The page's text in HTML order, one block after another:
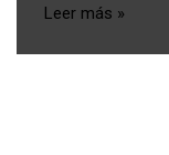
Leer más »